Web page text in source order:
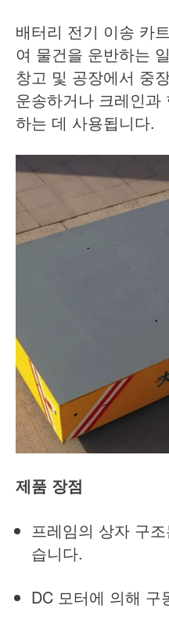
배터리 전기 이송 카
여 물건을 운반하는
창고 및 공장에서 중
운송하거나 크레인
하는 데 사용됩니다.
제품 장점
프레임의 상자 구
습니다.
DC 모터에 의해 구